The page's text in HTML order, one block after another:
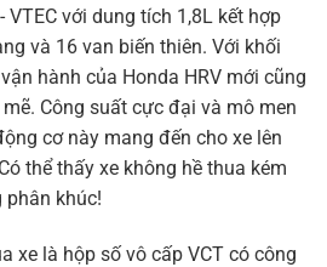
VTEC với dung tích 1,8L kết hợp
và 16 van biến thiên. Với khối
hành của Honda HRV mới cũng
Công suất cực đại và mô men
cơ này mang đến cho xe lên
thể thấy xe không hề thua kém
phân khúc!
xe là hộp số vô cấp VCT có công